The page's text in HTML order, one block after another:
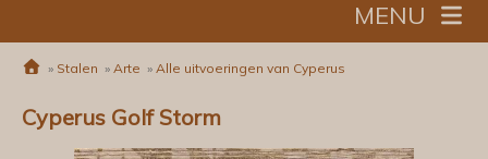
MENU
» Stalen » Arte » Alle uitvoeringen van Cyperus
Cyperus Golf Storm